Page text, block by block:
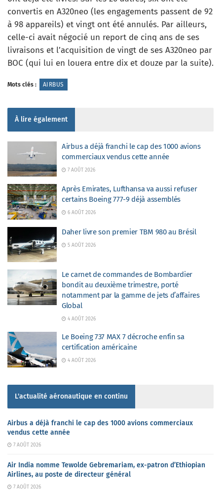
convertis en A320neo (les engagements passent de 92
à 98 appareils) et vingt ont été annulés. Par ailleurs,
celle-ci avait négocié un report de cinq ans de ses
livraisons et l’acquisition de vingt de ses A320neo par
BOC (qui lui en louera entre dix et douze par la suite).
Mots clés : AIRBUS
À lire également
Airbus a déjà franchi le cap des 1000 avions
commerciaux vendus cette année
7 AOÛT 2026
Après Emirates, Lufthansa va aussi refuser
certains Boeing 777-9 déjà assemblés
6 AOÛT 2026
Daher livre son premier TBM 980 au Brésil
5 AOÛT 2026
Le carnet de commandes de Bombardier
bondit au deuxième trimestre, porté
notamment par la gamme de jets d’affaires
Global
4 AOÛT 2026
Le Boeing 737 MAX 7 décroche enfin sa
certification américaine
4 AOÛT 2026
L'actualité aéronautique en continu
Airbus a déjà franchi le cap des 1000 avions commerciaux
vendus cette année
7 AOÛT 2026
Air India nomme Tewolde Gebremariam, ex-patron d’Ethiopian
Airlines, au poste de directeur général
7 AOÛT 2026